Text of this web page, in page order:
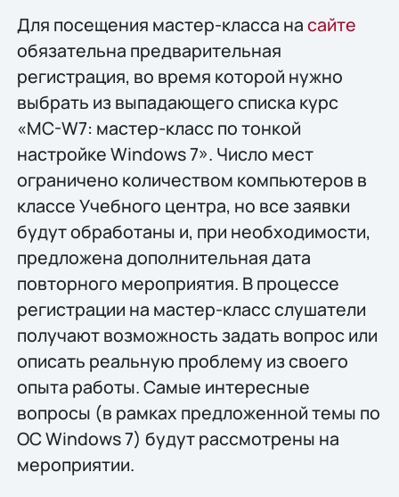
Для посещения мастер-класса насайте
обязательна предварительная
регистрация, во время которой нужно
выбрать из выпадающего списка курс
«MC-W7: мастер-класс по тонкой
настройке Windows 7». Число мест
ограничено количеством компьютеров в
классе Учебного центра, но все заявки
будут обработаны и, при необходимости,
предложена дополнительная дата
повторного мероприятия. В процессе
регистрации на мастер-класс слушатели
получают возможность задать вопрос или
описать реальную проблему из своего
опыта работы. Самые интересные
вопросы (в рамках предложенной темы по
ОС Windows 7) будут рассмотрены на
мероприятии.